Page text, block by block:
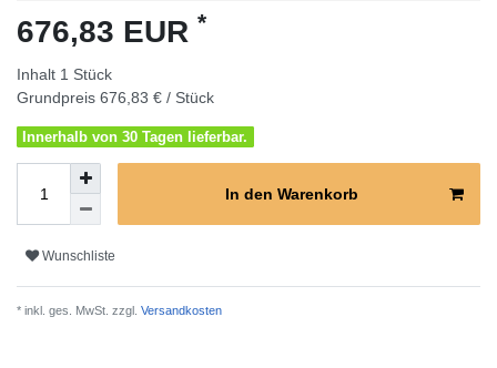
676,83 EUR *
Inhalt 1 Stück
Grundpreis 676,83 € / Stück
Innerhalb von 30 Tagen lieferbar.
In den Warenkorb
Wunschliste
* inkl. ges. MwSt. zzgl. Versandkosten